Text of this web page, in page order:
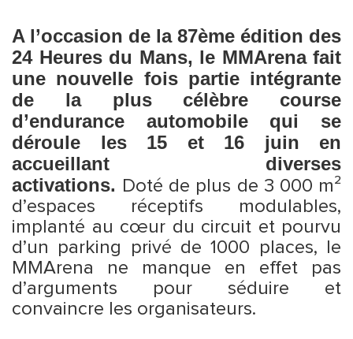
A l’occasion de la 87ème édition des
24 Heures du Mans, le MMArena fait
une nouvelle fois partie intégrante
de la plus célèbre course
d’endurance automobile qui se
déroule les 15 et 16 juin en
accueillant diverses
activations. Doté de plus de 3 000 m²
d’espaces réceptifs modulables,
implanté au cœur du circuit et pourvu
d’un parking privé de 1000 places, le
MMArena ne manque en effet pas
d’arguments pour séduire et
convaincre les organisateurs.